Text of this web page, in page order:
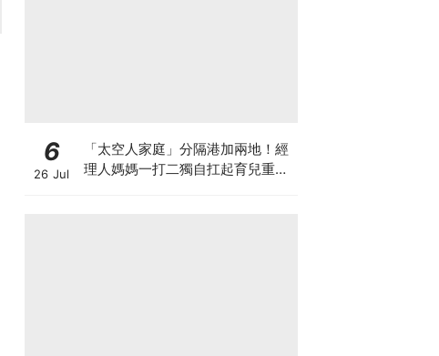
6
26 Jul
「太空人家庭」分隔港加兩地！經
理人媽媽一打二獨自扛起育兒重